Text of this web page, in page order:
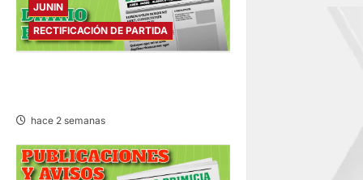
JUNIN
RECTIFICACIÓN DE PARTIDA
hace 2 semanas